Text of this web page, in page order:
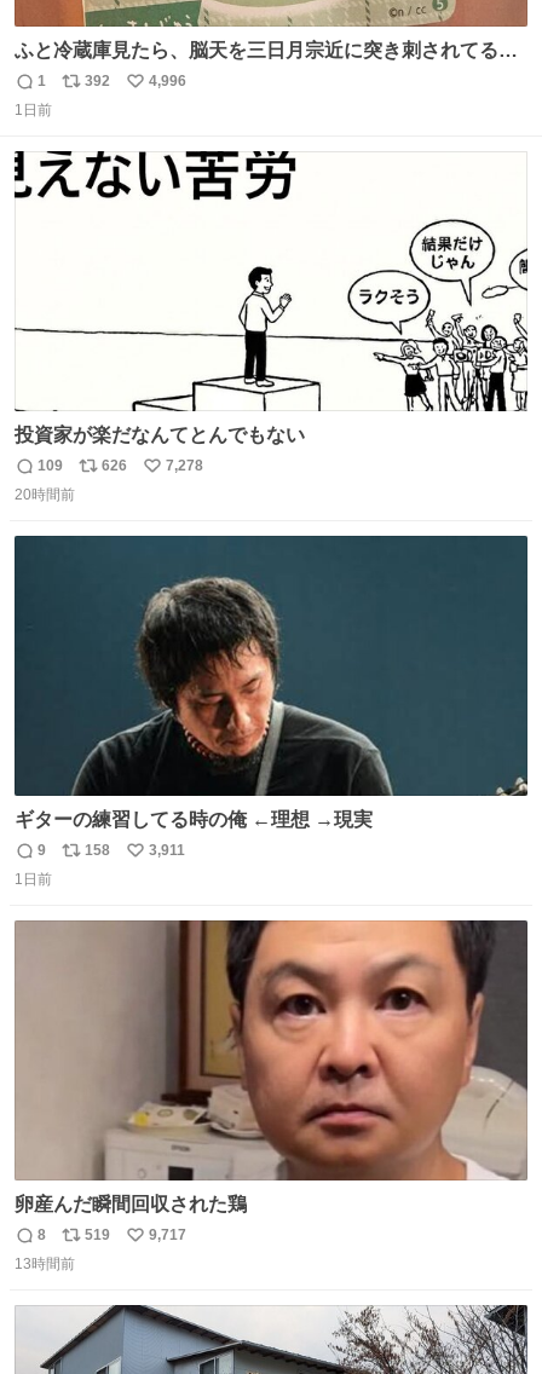
ふと冷蔵庫見たら、脳天を三日月宗近に突き刺されてるく
りまんじゅうパイセンが
返
信
1
リ
ト
数
392
い
数
4,996
1日前
投資家が楽だなんてとんでもない
返
信
109
リ
626
い
7,278
20時間前
ギターの練習してる時の俺 ←理想 →現実
返
信
9
リ
158
い
3,911
1日前
卵産んだ瞬間回収された鶏
返
信
8
リ
ポ
数
519
い
数
9,717
13時間前